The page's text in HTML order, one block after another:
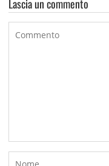
Lascia un commento